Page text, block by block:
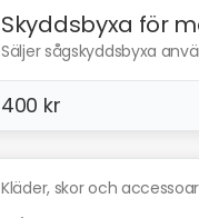
Skyddsbyxa för
Säljer sågskyddsbyxa
400 kr
Kläder, skor och